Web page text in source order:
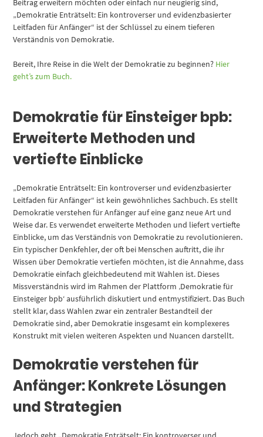
Beitrag erweitern möchten oder einfach nur neugierig sind,
„Demokratie Enträtselt: Ein kontroverser und evidenzbasierter
Leitfaden für Anfänger“ ist der Schlüssel zu einem tieferen
Verständnis von Demokratie.
Bereit, Ihre Reise in die Welt der Demokratie zu beginnen? Hier
geht’s zum Buch.
Demokratie für Einsteiger bpb:
Erweiterte Methoden und
vertiefte Einblicke
„Demokratie Enträtselt: Ein kontroverser und evidenzbasierter
Leitfaden für Anfänger“ ist kein gewöhnliches Sachbuch. Es stellt
Demokratie verstehen für Anfänger auf eine ganz neue Art und
Weise dar. Es verwendet erweiterte Methoden und liefert vertiefte
Einblicke, um das Verständnis von Demokratie zu revolutionieren.
Ein typischer Denkfehler, der oft bei Menschen auftritt, die ihr
Wissen über Demokratie vertiefen möchten, ist die Annahme, dass
Demokratie einfach gleichbedeutend mit Wahlen ist. Dieses
Missverständnis wird im Rahmen der Plattform ‚Demokratie für
Einsteiger bpb‘ ausführlich diskutiert und entmystifiziert. Das Buch
stellt klar, dass Wahlen zwar ein zentraler Bestandteil der
Demokratie sind, aber Demokratie insgesamt ein komplexeres
Konstrukt mit vielen weiteren Aspekten und Nuancen darstellt.
Demokratie verstehen für
Anfänger: Konkrete Lösungen
und Strategien